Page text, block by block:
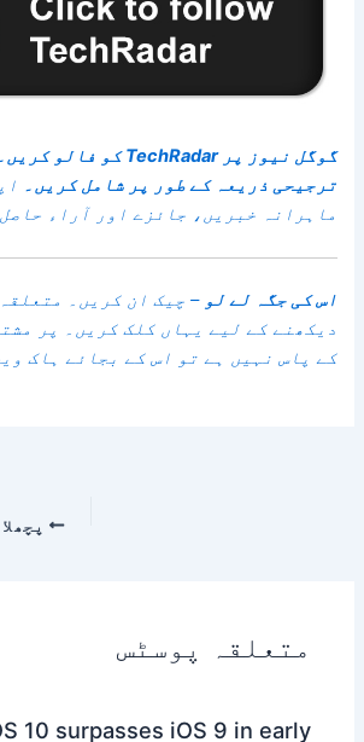
گوگل نیوز پر TechRadar کو فالو کریں۔
ترجیحی ذریعہ کے طور پر شامل کریں۔
ماہرانہ خبریں، جائزے اور آراء
اس کی جگہ لے لو – چیک ان کریں۔
دیکھنے کے لیے یہاں کلک کریں۔
پر
کے پاس نہیں ہے تو اس کے بجائے ہاک
پچھلا
متعلقہ پوسٹس
10 surpasses iOS 9 in early